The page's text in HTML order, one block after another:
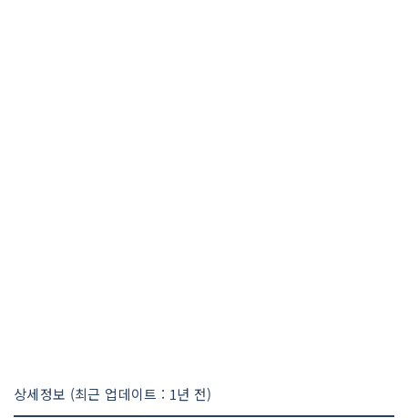
상세정보 (최근 업데이트 : 1년 전)